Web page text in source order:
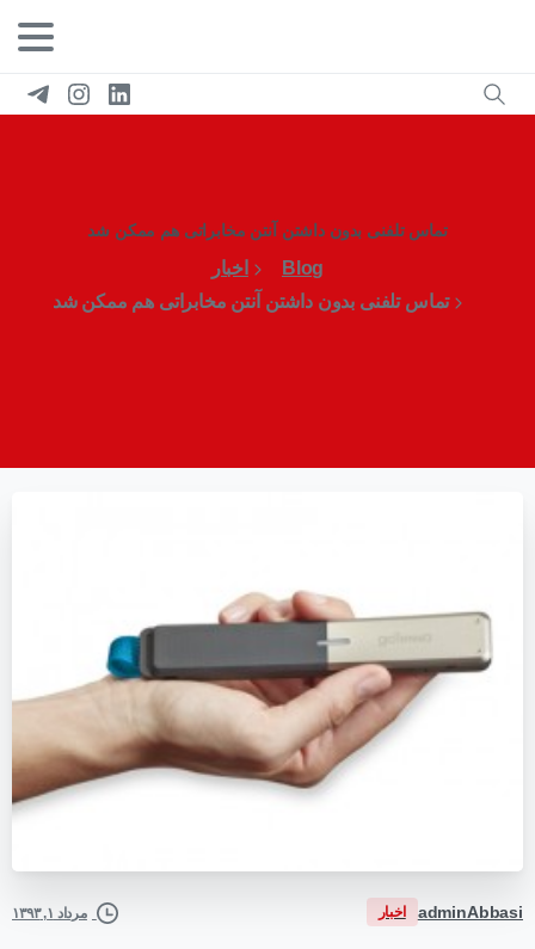
تماس تلفنی بدون داشتن آنتن مخابراتی هم ممکن شد
Blog
اخبار
تماس تلفنی بدون داشتن آنتن مخابراتی هم ممکن شد
adminAbbasi اخبار مرداد ۱, ۱۳۹۳